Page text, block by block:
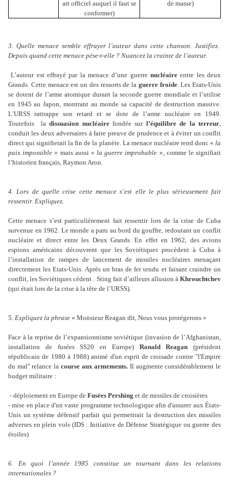
art officiel auquel il faut se
conformer)
de masse)
3. Quelle menace semble effrayer l’auteur dans cette chanson. Justifiez.
Depuis quand cette menace pèse-t-elle ? Nuancez la crainte de l’auteur.
L’auteur est effrayé par la menace d’une guerrenucléaire entre les deux
Grands. Cette menace est un des ressorts de la guerre froide. Les Etats-Unis
se dotent de l’arme atomique durant la seconde guerre mondiale et l’utilise
en 1945 au Japon, montrant au monde sa capacité de destruction massive.
L’URSS rattrappe son retard et se dote de l’arme nucléaire en 1949.
Toutefois
ladissuasion nucléairefondée sur l’équilibre de la terreur,
conduit les deux adversaires à faire preuve de prudence et à éviter un conflit
direct qui signifierait la fin de la planète. La menace nucléaire rend donc « la
paix impossible » mais aussi «la guerre improbable », comme le signifiait
l’historien français, Raymon Aron.
4. Lors de quelle crise cette menace s’est elle le plus sérieusement fait
ressentir. Expliquez.
Cette menace s’est particulièrement fait ressentir lors de la crise de Cuba
survenue en 1962. Le monde a paru au bord du gouffre, redoutant un conflit
nucléaire et direct entre les Deux Grands. En effet en 1962, des avions
espions américains découvrent que les Soviétiques procèdent à Cuba à
l’installation de rampes de lancement de missiles nucléaires menaçant
directement les Etats-Unis. Après un bras de fer tendu et faisant craindre un
conflit, les Soviétiques cèdent . Sting fait d’ailleurs allusion à Khrouchtchev
(qui était lors de la crise à la tête de l’URSS).
5. Expliquez la phrase « Monsieur Reagan dit, Nous vous protégerons »
Face à la reprise de l’expansionnisme soviétique (invasion de l’Afghanistan,
installation de fusées SS20 en Europe) Ronald Reagan (président
républicain de 1980 à 1988) animé d'un esprit de croisade contre "l'Empire
du mal" relance la course aux armements. Il augmente considérablement le
budget militaire :
- déploiement en Europe de Fusées Pershing et de missiles de croisières
- mise en place d'un vaste programme technologique afin d'assurer aux États-
Unis un système défensif parfait qui permettrait la destruction des missiles
adverses en plein vols (IDS : Initiative de Défense Stratégique ou guerre des
étoiles)
6. En quoi l’année 1985 constitue un tournant dans les relations
internationales ?